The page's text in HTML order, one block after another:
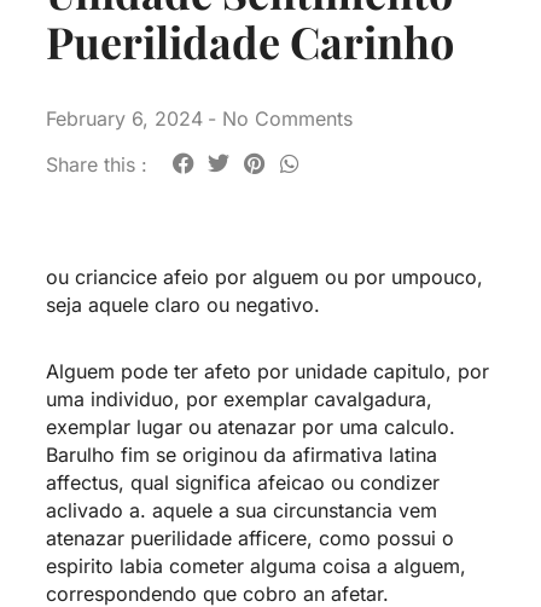
Puerilidade Carinho
February 6, 2024 - No Comments
Share this :
ou criancice afeio por alguem ou por umpouco,
seja aquele claro ou negativo.
Alguem pode ter afeto por unidade capitulo, por
uma individuo, por exemplar cavalgadura,
exemplar lugar ou atenazar por uma calculo.
Barulho fim se originou da afirmativa latina
affectus, qual significa afeicao ou condizer
aclivado a. aquele a sua circunstancia vem
atenazar puerilidade afficere, como possui o
espirito labia cometer alguma coisa a alguem,
correspondendo que cobro an afetar.